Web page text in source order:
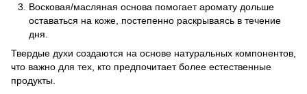
Восковая/масляная основа помогает аромату дольше
оставаться на коже, постепенно раскрываясь в течение
дня.
Твердые духи создаются на основе натуральных компонентов,
что важно для тех, кто предпочитает более естественные
продукты.